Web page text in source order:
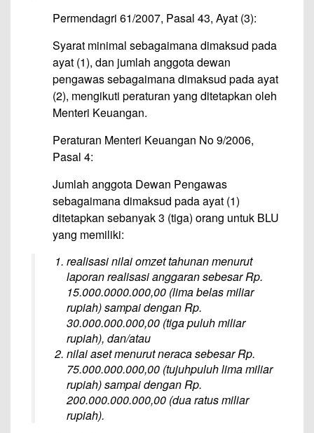
Permendagri 61/2007, Pasal 43, Ayat (3):
Syarat minimal sebagaimana dimaksud pada
ayat (1), dan jumlah anggota dewan
pengawas sebagaimana dimaksud pada ayat
(2), mengikuti peraturan yang ditetapkan oleh
Menteri Keuangan.
Peraturan Menteri Keuangan No 9/2006,
Pasal 4:
Jumlah anggota Dewan Pengawas
sebagaimana dimaksud pada ayat (1)
ditetapkan sebanyak 3 (tiga) orang untuk BLU
yang memiliki:
realisasi nilai omzet tahunan menurut
laporan realisasi anggaran sebesar Rp.
15.000.0000.000,00 (lima belas miliar
rupiah) sampai dengan Rp.
30.000.000.000,00 (tiga puluh miliar
rupiah), dan/atau
nilai aset menurut neraca sebesar Rp.
75.000.000.000,00 (tujuhpuluh lima miliar
rupiah) sampai dengan Rp.
200.000.000.000,00 (dua ratus miliar
rupiah).